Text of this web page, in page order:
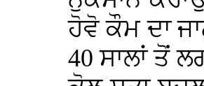
ਹੋਵੋ ਕੌਮ ਦਾ
40 ਸਾਲਾਂ ਤੋਂ